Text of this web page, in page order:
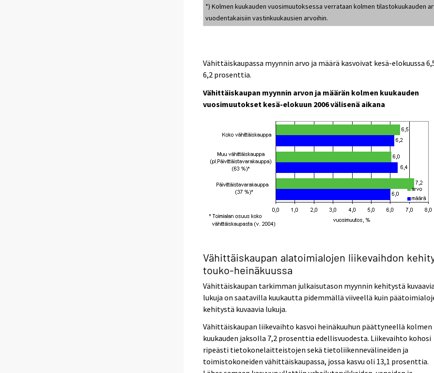
*) Kolmen kuukauden vuosimuutoksessa verrataan kolmen tilastokuukauden
vuodentakaisiin vastinkuukausien arvoihin.
Vähittäiskaupassa myynnin arvo ja määrä kasvoivat kesä-elokuussa
6,2 prosenttia.
Vähittäiskaupan myynnin arvon ja määrän kolmen kuukauden
vuosimuutokset kesä-elokuun 2006 välisenä aikana
Vähittäiskaupan alatoimialojen liikevaihdon
touko-heinäkuussa
Vähittäiskaupan tarkimman julkaisutason myynnin kehitystä kuvaavia
lukuja on saatavilla kuukautta pidemmällä viiveellä kuin
kehitystä kuvaavia lukuja.
Vähittäiskaupan liikevaihto kasvoi heinäkuuhun päättyneellä kolmen
kuukauden jaksolla 7,2 prosenttia edellisvuodesta. Liikevaihto kohosi
ripeästi tietokonelaitteistojen sekä tietoliikennevälineiden ja
toimistokoneiden vähittäiskaupassa, jossa kasvu oli 13,1 prosenttia.